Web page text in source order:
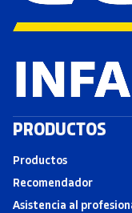
PRODUCTOS
Productos
Recomendador
Asistencia al